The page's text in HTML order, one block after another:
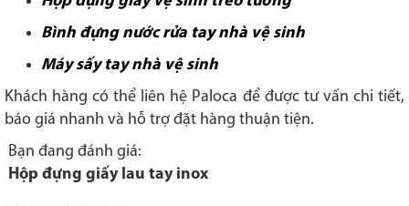
Bình đựng nước rửa tay nhà vệ sinh
Máy sấy tay nhà vệ sinh
Khách hàng có thể liên hệ Paloca để được tư vấn chi tiết,
báo giá nhanh và hỗ trợ đặt hàng thuận tiện.
Bạn đang đánh giá:
Hộp đựng giấy lau tay inox